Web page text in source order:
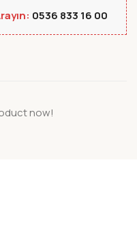
0536 833 16 00
now!